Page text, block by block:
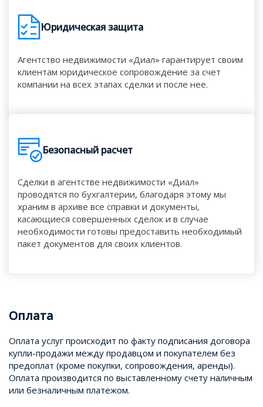
Юридическая защита
Агентство недвижимости «Диал» гарантирует своим
клиентам юридическое сопровождение за счет
компании на всех этапах сделки и после нее.
Безопасный расчет
Сделки в агентстве недвижимости «Диал»
проводятся по бухгалтерии, благодаря этому мы
храним в архиве все справки и документы,
касающиеся совершенных сделок и в случае
необходимости готовы предоставить необходимый
пакет документов для своих клиентов.
Оплата
Оплата услуг происходит по факту подписания договора
купли-продажи между продавцом и покупателем без
предоплат (кроме покупки, сопровождения, аренды).
Оплата производится по выставленному счету наличным
или безналичным платежом.